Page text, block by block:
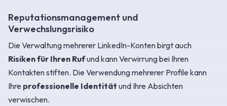
Reputationsmanagement und
Verwechslungsrisiko
Die Verwaltung mehrerer LinkedIn-Konten birgt auch
Risiken für Ihren Rufund kann Verwirrung bei Ihren
Kontakten stiften. Die Verwendung mehrerer Profile kann
Ihre professionelle Identität und Ihre Absichten
verwischen.